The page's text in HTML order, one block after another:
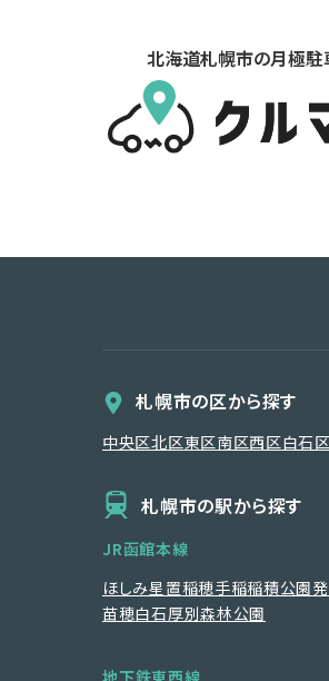
北海道札幌市の月極
札幌市の区から探す
中央区北区東区南区西区白石区
札幌市の駅から探す
JR函館本線
ほしみ星置稲穂手稲稲積公園
苗穂白石厚別森林公園
地下鉄東西線